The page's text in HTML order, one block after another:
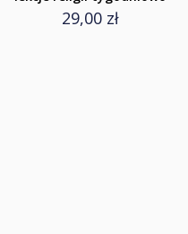
29,00 zł